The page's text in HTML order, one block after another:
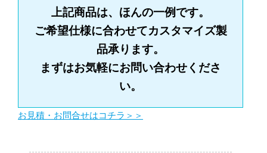
上記商品は、ほんの一例です。
ご希望仕様に合わせてカスタマイズ製
品承ります。
まずはお気軽にお問い合わせくださ
い。
お見積・お問合せはコチラ＞＞